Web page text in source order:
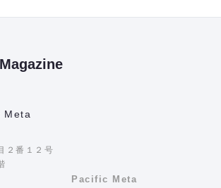
Meta
２番１２号
Pacific Meta